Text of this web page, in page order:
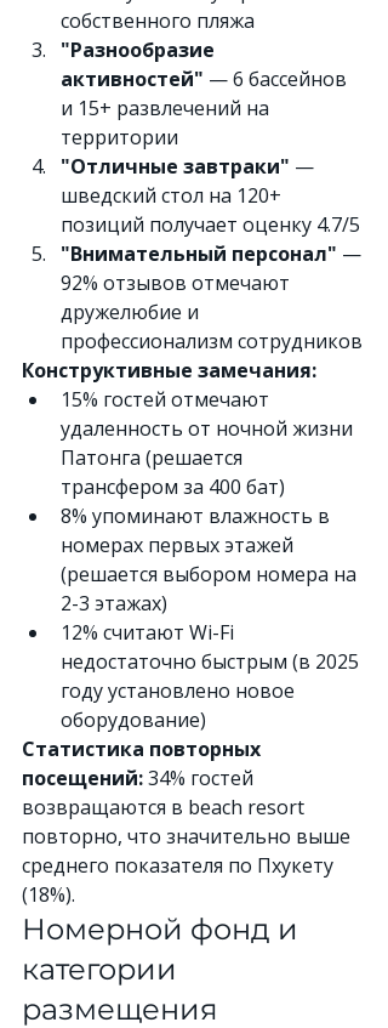
собственного пляжа
"Разнообразие
активностей" — 6 бассейнов
и 15+ развлечений на
территории
"Отличные завтраки" —
шведский стол на 120+
позиций получает оценку 4.7/5
"Внимательный персонал" —
92% отзывов отмечают
дружелюбие и
профессионализм сотрудников
Конструктивные замечания:
15% гостей отмечают
удаленность от ночной жизни
Патонга (решается
трансфером за 400 бат)
8% упоминают влажность в
номерах первых этажей
(решается выбором номера на
2-3 этажах)
12% считают Wi-Fi
недостаточно быстрым (в 2025
году установлено новое
оборудование)
Статистика повторных
посещений: 34% гостей
возвращаются в beach resort
повторно, что значительно выше
среднего показателя по Пхукету
(18%).
Номерной фонд и
категории
размещения